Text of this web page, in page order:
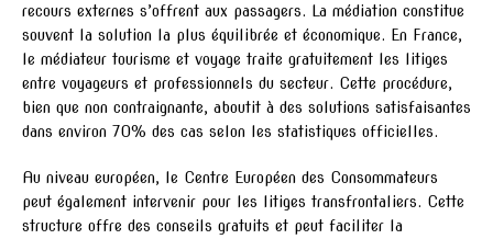
recours externes s’offrent aux passagers. La médiation constitue
souvent la solution la plus équilibrée et économique. En France,
le médiateur tourisme et voyage traite gratuitement les litiges
entre voyageurs et professionnels du secteur. Cette procédure,
bien que non contraignante, aboutit à des solutions satisfaisantes
dans environ 70% des cas selon les statistiques officielles.
Au niveau européen, le Centre Européen des Consommateurs
peut également intervenir pour les litiges transfrontaliers. Cette
structure offre des conseils gratuits et peut faciliter la